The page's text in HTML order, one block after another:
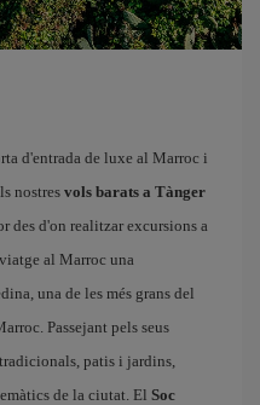
d'entrada de luxe al Marroc i
nostresvols barats a Tànger
des d'on realitzar excursions a
al Marroc una
una de les més grans del
Passejant pels seus
tradicionals, patis i jardins,
de la ciutat. El Soc